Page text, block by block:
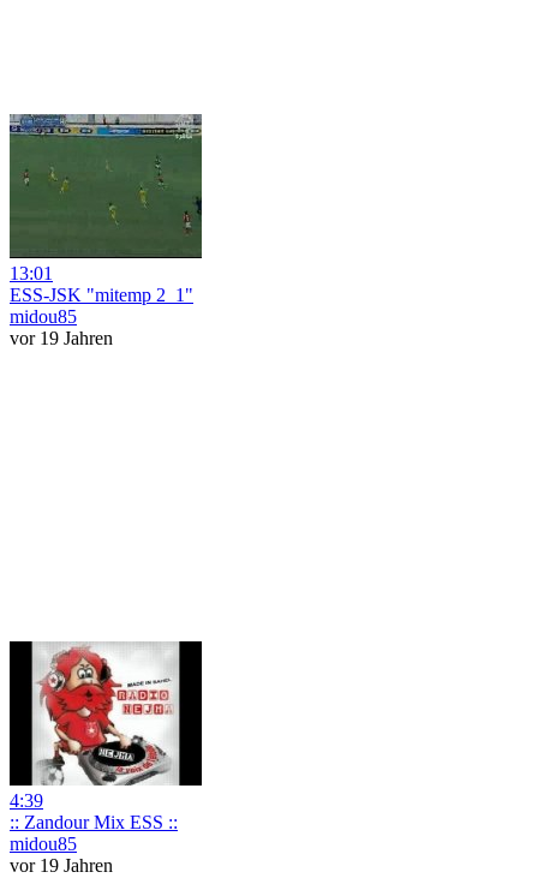
13:01
ESS-JSK "mitemp 2_1"
midou85
vor 19 Jahren
4:39
:: Zandour Mix ESS ::
midou85
vor 19 Jahren